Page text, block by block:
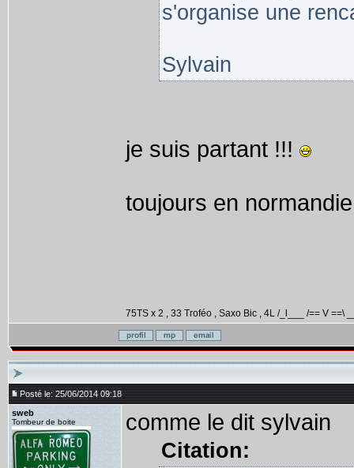
s'organise une
Sylvain
je suis partant !!!
toujours en
75TS x 2 , 33 Troféo , Saxo Bic , 4L /_l___ /== V ==\
Posté le: 25/06/2014 09:18
sweb
Tombeur de boite comme le dit sylvain
Citation: